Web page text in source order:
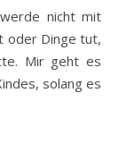
nicht mit
oder Dinge tut,
Mir geht es
solang es